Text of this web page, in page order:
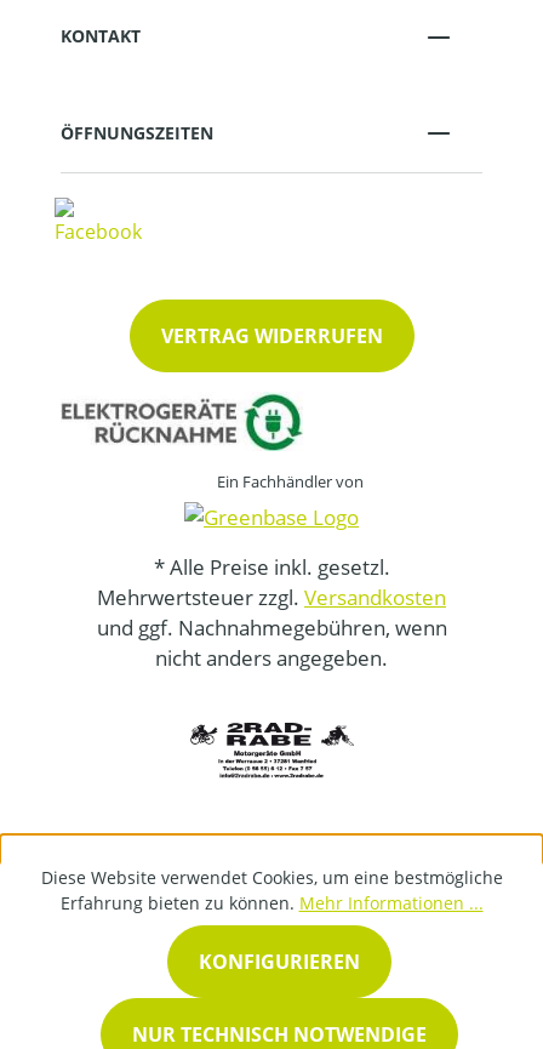
KONTAKT
ÖFFNUNGSZEITEN
VERTRAG WIDERRUFEN
Ein Fachhändler von
* Alle Preise inkl. gesetzl.
Mehrwertsteuer zzgl. Versandkosten
und ggf. Nachnahmegebühren, wenn
nicht anders angegeben.
Diese Website verwendet Cookies, um eine bestmögliche
Erfahrung bieten zu können. Mehr Informationen ...
NUR TECHNISCH NOTWENDIGE
KONFIGURIEREN